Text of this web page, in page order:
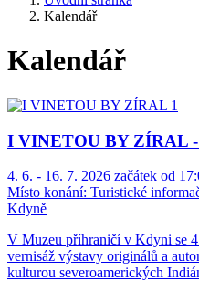
Kalendář
Kalendář
I VINETOU BY ZÍRAL
4. 6. - 16. 7. 2026 začátek od
Místo konání: Turistické
Kdyně
V Muzeu příhraničí v Kdyni se
vernisáž výstavy originálů a
kulturou severoamerických